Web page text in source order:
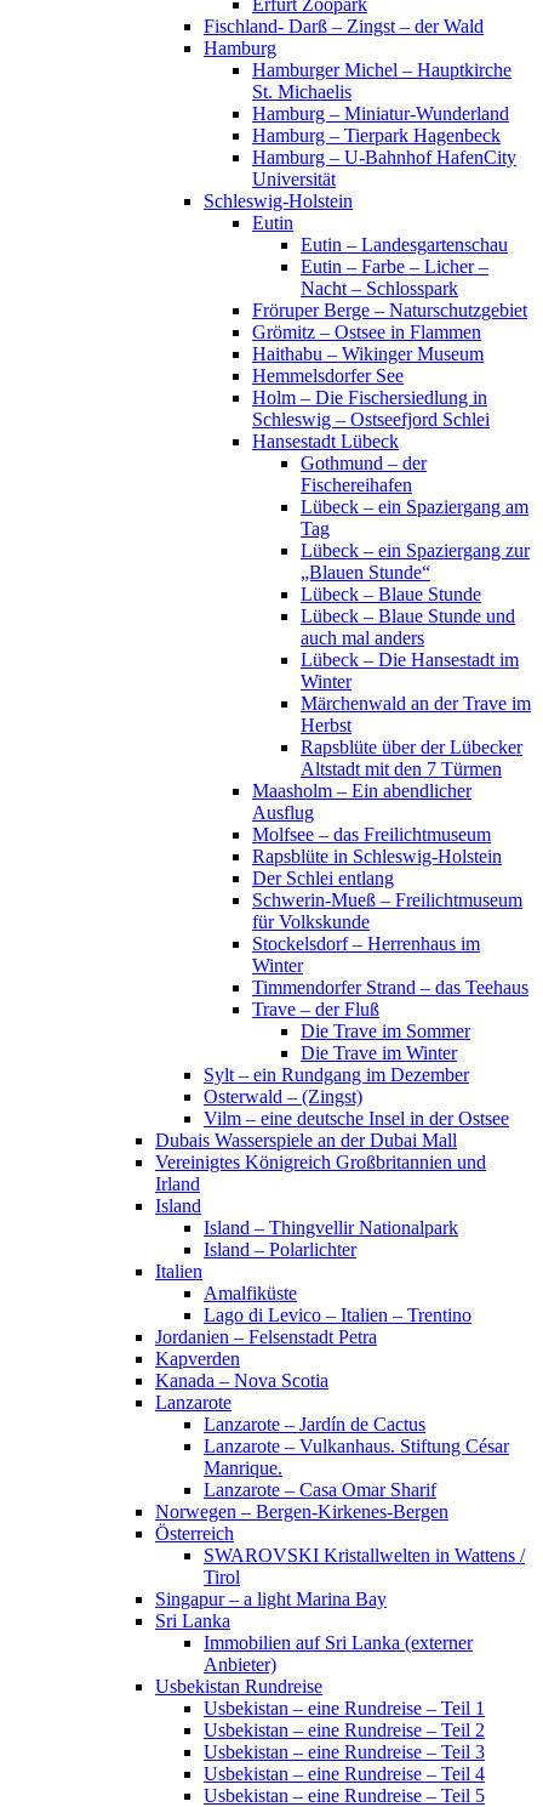
Erfurt Zoopark
Fischland- Darß – Zingst – der Wald
Hamburg
Hamburger Michel – Hauptkirche
St. Michaelis
Hamburg – Miniatur-Wunderland
Hamburg – Tierpark Hagenbeck
Hamburg – U-Bahnhof HafenCity
Universität
Schleswig-Holstein
Eutin
Eutin – Landesgartenschau
Eutin – Farbe – Licher –
Nacht – Schlosspark
Fröruper Berge – Naturschutzgebiet
Grömitz – Ostsee in Flammen
Haithabu – Wikinger Museum
Hemmelsdorfer See
Holm – Die Fischersiedlung in
Schleswig – Ostseefjord Schlei
Hansestadt Lübeck
Gothmund – der
Fischereihafen
Lübeck – ein Spaziergang am
Tag
Lübeck – ein Spaziergang zur
„Blauen Stunde“
Lübeck – Blaue Stunde
Lübeck – Blaue Stunde und
auch mal anders
Lübeck – Die Hansestadt im
Winter
Märchenwald an der Trave im
Herbst
Rapsblüte über der Lübecker
Altstadt mit den 7 Türmen
Maasholm – Ein abendlicher
Ausflug
Molfsee – das Freilichtmuseum
Rapsblüte in Schleswig-Holstein
Der Schlei entlang
Schwerin-Mueß – Freilichtmuseum
für Volkskunde
Stockelsdorf – Herrenhaus im
Winter
Timmendorfer Strand – das Teehaus
Trave – der Fluß
Die Trave im Sommer
Die Trave im Winter
Sylt – ein Rundgang im Dezember
Osterwald – (Zingst)
Vilm – eine deutsche Insel in der Ostsee
Dubais Wasserspiele an der Dubai Mall
Vereinigtes Königreich Großbritannien und
Irland
Island
Island – Thingvellir Nationalpark
Island – Polarlichter
Italien
Amalfiküste
Lago di Levico – Italien – Trentino
Jordanien – Felsenstadt Petra
Kapverden
Kanada – Nova Scotia
Lanzarote
Lanzarote – Jardín de Cactus
Lanzarote – Vulkanhaus. Stiftung César
Manrique.
Lanzarote – Casa Omar Sharif
Norwegen – Bergen-Kirkenes-Bergen
Österreich
SWAROVSKI Kristallwelten in Wattens /
Tirol
Singapur – a light Marina Bay
Sri Lanka
Immobilien auf Sri Lanka (externer
Anbieter)
Usbekistan Rundreise
Usbekistan – eine Rundreise – Teil 1
Usbekistan – eine Rundreise – Teil 2
Usbekistan – eine Rundreise – Teil 3
Usbekistan – eine Rundreise – Teil 4
Usbekistan – eine Rundreise – Teil 5